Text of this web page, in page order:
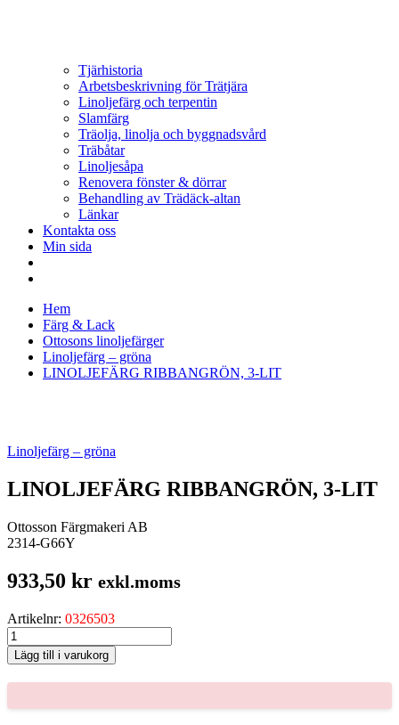
Tjärhistoria
Arbetsbeskrivning för Trätjära
Linoljefärg och terpentin
Slamfärg
Träolja, linolja och byggnadsvård
Träbåtar
Linoljesåpa
Renovera fönster & dörrar
Behandling av Trädäck-altan
Länkar
Kontakta oss
Min sida
Hem
Färg & Lack
Ottosons linoljefärger
Linoljefärg – gröna
LINOLJEFÄRG RIBBANGRÖN, 3-LIT
Linoljefärg – gröna
LINOLJEFÄRG RIBBANGRÖN, 3-LIT
Ottosson Färgmakeri AB
2314-G66Y
933,50 kr exkl.moms
Artikelnr: 0326503
LINOLJEFÄRG
RIBBANGRÖN,
3-
LIT
Lägg till i varukorg